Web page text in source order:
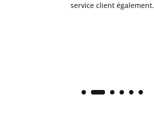
service client également.